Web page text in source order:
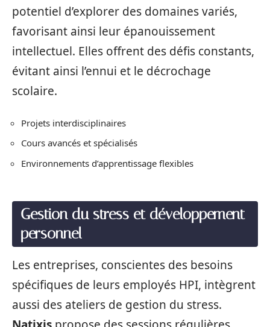
potentiel d’explorer des domaines variés,
favorisant ainsi leur épanouissement
intellectuel. Elles offrent des défis constants,
évitant ainsi l’ennui et le décrochage
scolaire.
Projets interdisciplinaires
Cours avancés et spécialisés
Environnements d’apprentissage flexibles
Gestion du stress et développement
personnel
Les entreprises, conscientes des besoins
spécifiques de leurs employés HPI, intègrent
aussi des ateliers de gestion du stress.